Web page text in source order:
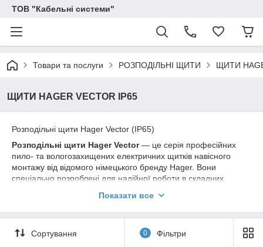
ТОВ "Кабельні системи"
Товари та послуги РОЗПОДІЛЬНІ ЩИТИ ЩИТИ
ЩИТИ HAGER VECTOR IP65
Розподільні щити Hager Vector (IP65)
Розподільні щити Hager Vector— це серія професійних
пило- та вологозахищених електричних щитків навісного
монтажу від відомого німецького бренду Hager. Вони
спеціально розроблені для надійної роботи в складних
Завдяки бездоганній німецькій якості та продуманій
Сфера застосування щитів Hager Vector
Показати все
Сортування 0 Фільтри